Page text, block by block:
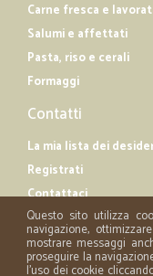
Carne fresca e
Salumi e affettati
Pasta, riso e cerali
Formaggi
Contatti
La mia lista dei
Registrati
Contattaci
Questo sito utilizza
navigazione,
mostrare messaggi
proseguire la
l'uso dei cookie